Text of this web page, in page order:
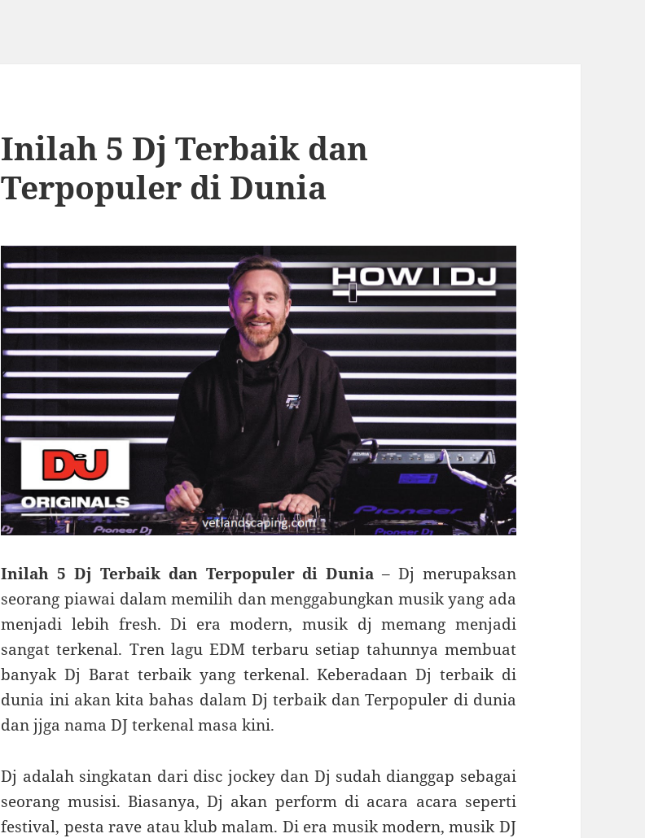
Inilah 5 Dj Terbaik dan
Terpopuler di Dunia
Inilah 5 Dj Terbaik dan Terpopuler di Dunia– Dj merupaksan
seorang piawai dalam memilih dan menggabungkan musik yang ada
menjadi lebih fresh. Di era modern, musik dj memang menjadi
sangat terkenal. Tren lagu EDM terbaru setiap tahunnya membuat
banyak Dj Barat terbaik yang terkenal. Keberadaan Dj terbaik di
dunia ini akan kita bahas dalam Dj terbaik dan Terpopuler di dunia
dan jjga nama DJ terkenal masa kini.
Dj adalah singkatan dari disc jockey dan Dj sudah dianggap sebagai
seorang musisi. Biasanya, Dj akan perform di acara acara seperti
festival, pesta rave atau klub malam. Di era musik modern, musik DJ